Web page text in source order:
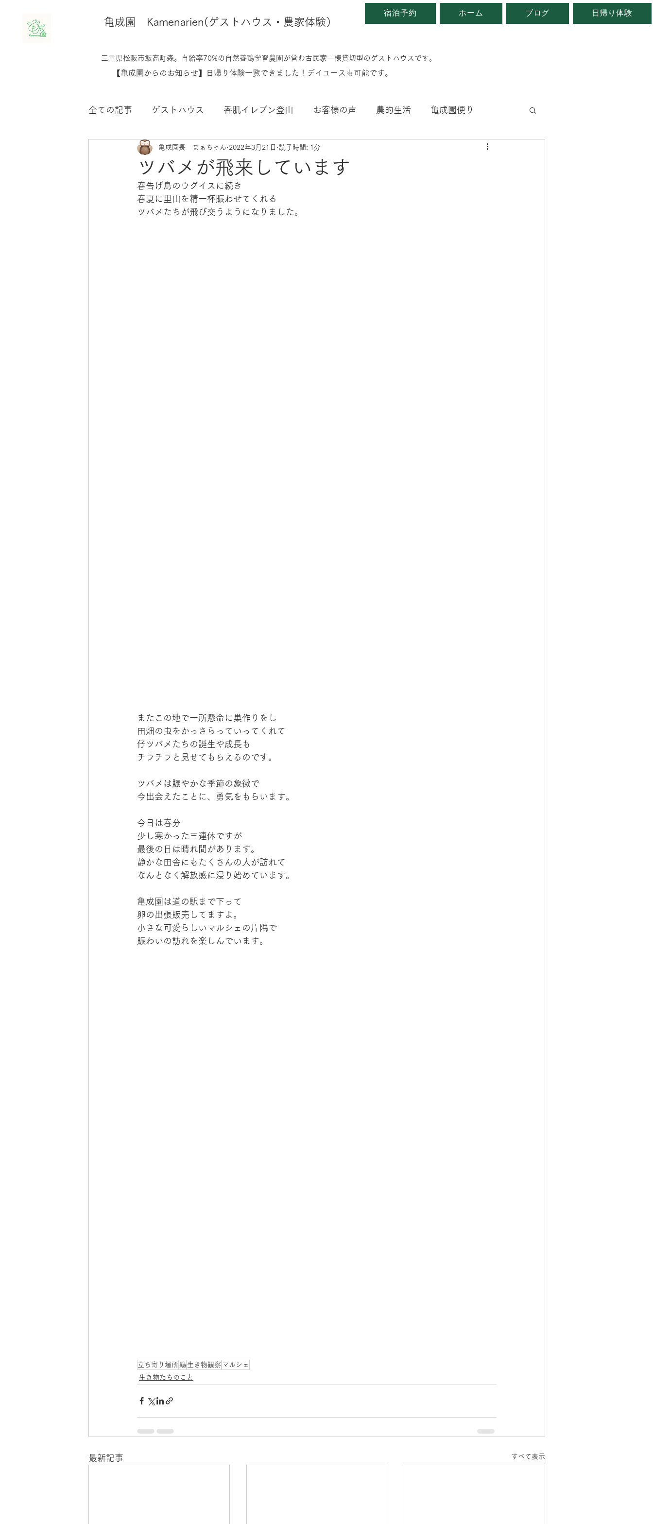
​亀成園 Kamenarien(ゲストハウス・農家体験）
​​三重県松阪市飯高町森。自給率70%の自然養鶏学習農園が営む古民家一棟貸切型のゲストハウスです。
​【亀成園からのお知らせ】日帰り体験一覧できました！デイユースも可能です。
宿泊予約 ホーム ブログ 日帰り体験
全ての記事 ゲストハウス 香肌イレブン登山 お客様の声 農的生活 亀成園便り
鶏のこと 生き物たちのこと 四季折々 子育ちのこと 地域自慢
ツバメが飛来しています
亀成園長 まぁちゃん 2022年3月21日 読了時間: 1分
春告げ鳥のウグイスに続き
春夏に里山を精一杯賑わせてくれる
ツバメたちが飛び交うようになりました。
またこの地で一所懸命に巣作りをし
田畑の虫をかっさらっていってくれて
仔ツバメたちの誕生や成長も
チラチラと見せてもらえるのです。
ツバメは賑やかな季節の象徴で
今出会えたことに、勇気をもらいます。
今日は春分
少し寒かった三連休ですが
最後の日は晴れ間があります。
静かな田舎にもたくさんの人が訪れて
なんとなく解放感に浸り始めています。
亀成園は道の駅まで下って
卵の出張販売してますよ。
小さな可愛らしいマルシェの片隅で
賑わいの訪れを楽しんでいます。
立ち寄り場所 鶏 生き物観察 マルシェ
生き物たちのこと
最新記事 すべて表示